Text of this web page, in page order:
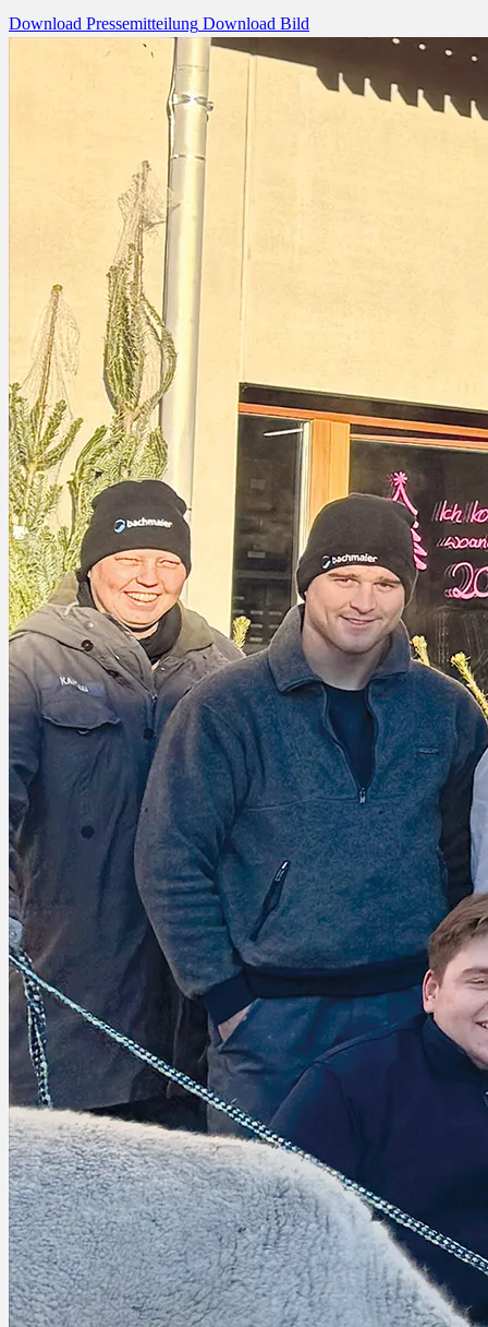
Download Pressemitteilung Download Bild